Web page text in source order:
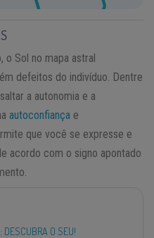
o Sol no mapa astral
defeitos do indivíduo. Dentre
a autonomia e a
autoconfiança e
que você se expresse e
acordo com o signo apontado
DESCUBRA O SEU!